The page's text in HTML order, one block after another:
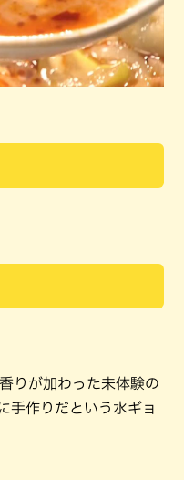
りが加わった未体験の
手作りだという水ギョ